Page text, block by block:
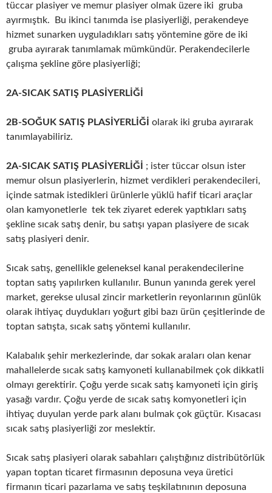
tüccar plasiyer ve memur plasiyer olmak üzere iki gruba
ayırmıştık. Bu ikinci tanımda ise plasiyerliği, perakendeye
hizmet sunarken uyguladıkları satış yöntemine göre de iki
gruba ayırarak tanımlamak mümkündür. Perakendecilerle
çalışma şekline göre plasiyerliği;
2A-SICAK SATIŞ PLASİYERLİĞİ
2B-SOĞUK SATIŞ PLASİYERLİĞİ
olarak iki gruba ayırarak
tanımlayabiliriz.
2A-SICAK SATIŞ PLASİYERLİĞİ
; ister tüccar olsun ister
memur olsun plasiyerlerin, hizmet verdikleri perakendecileri,
içinde satmak istedikleri ürünlerle yüklü hafif ticari araçlar
olan kamyonetlerle tek tek ziyaret ederek yaptıkları satış
şekline sıcak satış denir, bu satışı yapan plasiyere de sıcak
satış plasiyeri denir.
Sıcak satış, genellikle geleneksel kanal perakendecilerine
toptan satış yapılırken kullanılır. Bunun yanında gerek yerel
market, gerekse ulusal zincir marketlerin reyonlarının günlük
olarak ihtiyaç duydukları yoğurt gibi bazı ürün çeşitlerinde de
toptan satışta, sıcak satış yöntemi kullanılır.
Kalabalık şehir merkezlerinde, dar sokak araları olan kenar
mahallelerde sıcak satış kamyoneti kullanabilmek çok dikkatli
olmayı gerektirir. Çoğu yerde sıcak satış kamyoneti için giriş
yasağı vardır. Çoğu yerde de sıcak satış komyonetleri için
ihtiyaç duyulan yerde park alanı bulmak çok güçtür. Kısacası
sıcak satış plasiyerliği zor meslektir.
Sıcak satış plasiyeri olarak sabahları çalıştığınız distribütörlük
yapan toptan ticaret firmasının deposuna veya üretici
firmanın ticari pazarlama ve satış teşkilatınının deposuna